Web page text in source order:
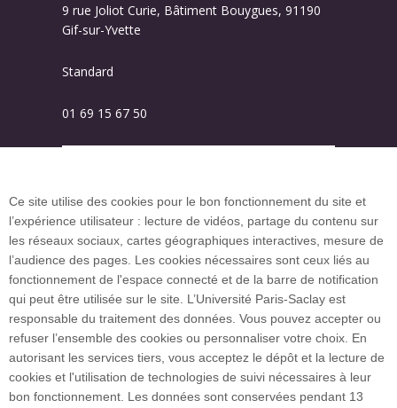
9 rue Joliot Curie, Bâtiment Bouygues, 91190
Gif-sur-Yvette
Standard
01 69 15 67 50
Plan du site
Investissement d’avenir (CGI)
Accueil des publics internationaux
Ce site utilise des cookies pour le bon fonctionnement du site et
l’expérience utilisateur : lecture de vidéos, partage du contenu sur
les réseaux sociaux, cartes géographiques interactives, mesure de
l’audience des pages. Les cookies nécessaires sont ceux liés au
fonctionnement de l'espace connecté et de la barre de notification
qui peut être utilisée sur le site. L’Université Paris-Saclay est
responsable du traitement des données. Vous pouvez accepter ou
refuser l’ensemble des cookies ou personnaliser votre choix. En
autorisant les services tiers, vous acceptez le dépôt et la lecture de
cookies et l'utilisation de technologies de suivi nécessaires à leur
bon fonctionnement. Les données sont conservées pendant 13